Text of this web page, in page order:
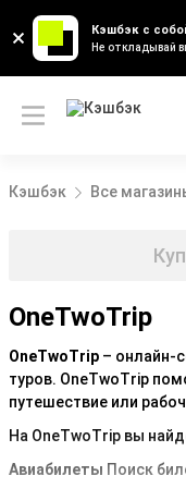
Кэшбэк с
Не откладывай
Кэшбэк Все
OneTwoTrip
OneTwoTrip – онлайн-
туров. OneTwoTrip
путешествие или
На OneTwoTrip вы
Авиабилеты Поиск